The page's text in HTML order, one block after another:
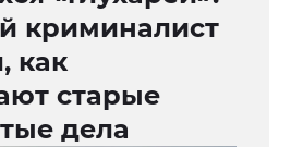
криминалист
как
старые
дела